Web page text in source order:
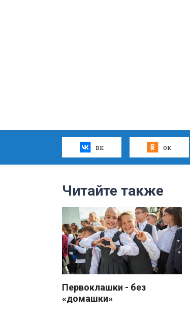
вк ок
Читайте также
Первоклашки - без
«домашки»